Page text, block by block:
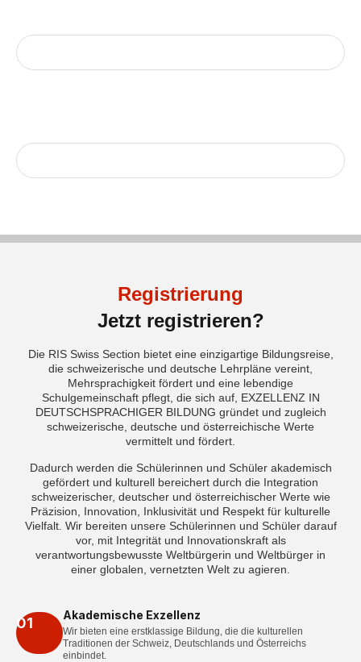
Registrierung
Jetzt registrieren?
Die RIS Swiss Section bietet eine einzigartige Bildungsreise,
die schweizerische und deutsche Lehrpläne vereint,
Mehrsprachigkeit fördert und eine lebendige
Schulgemeinschaft pflegt, die sich auf, EXZELLENZ IN
DEUTSCHSPRACHIGER BILDUNG gründet und zugleich
schweizerische, deutsche und österreichische Werte
vermittelt und fördert.
Dadurch werden die Schülerinnen und Schüler akademisch
gefördert und kulturell bereichert durch die Integration
schweizerischer, deutscher und österreichischer Werte wie
Präzision, Innovation, Inklusivität und Respekt für kulturelle
Vielfalt. Wir bereiten unsere Schülerinnen und Schüler darauf
vor, mit Integrität und Innovationskraft als
verantwortungsbewusste Weltbürgerin und Weltbürger in
einer globalen, vernetzten Welt zu agieren.
01 Akademische Exzellenz
Wir bieten eine erstklassige Bildung, die die kulturellen
Traditionen der Schweiz, Deutschlands und Österreichs
einbindet.